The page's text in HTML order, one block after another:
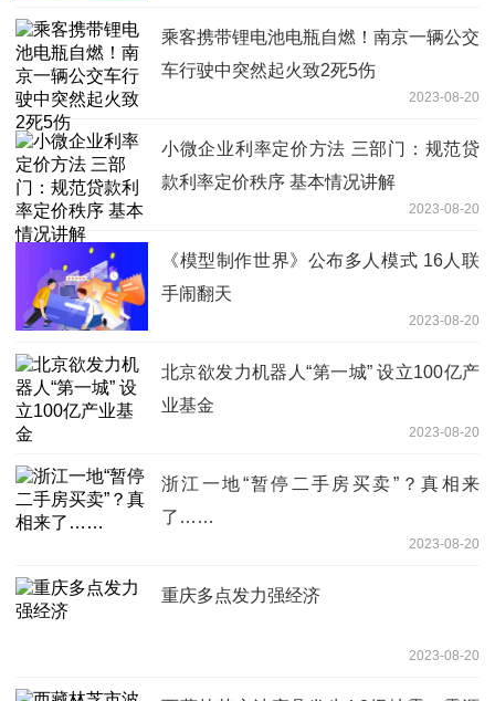
乘客携带锂电池电瓶自燃！南京一辆公交
车行驶中突然起火致2死5伤
2023-08-20
小微企业利率定价方法 三部门：规范贷
款利率定价秩序 基本情况讲解
2023-08-20
《模型制作世界》公布多人模式 16人联
手闹翻天
2023-08-20
北京欲发力机器人“第一城” 设立100亿产
业基金
2023-08-20
浙江一地“暂停二手房买卖”？真相来
了……
2023-08-20
重庆多点发力强经济
2023-08-20